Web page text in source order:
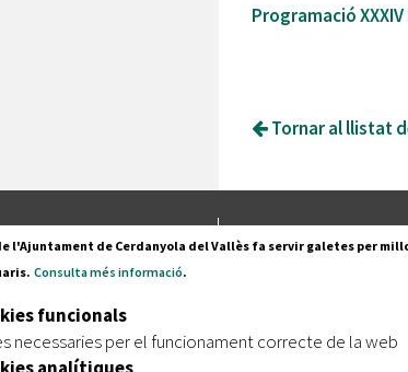
Programació
Tornar al llistat
Pl. Francesc Layret, s/n
l'Ajuntament de Cerdanyola del Vallès fa servir galetes per
Consulta més informació.
funcionals
necessaries per el funcionament correcte de la web